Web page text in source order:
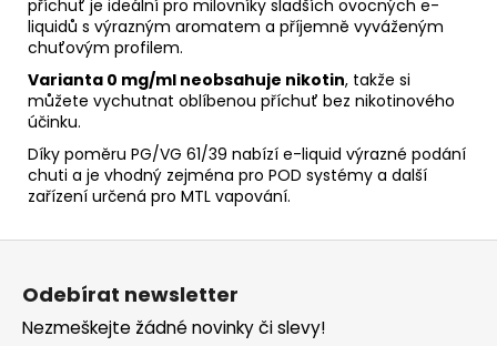
příchuť je ideální pro milovníky sladších ovocných e-
liquidů s výrazným aromatem a příjemně vyváženým
chuťovým profilem.
Varianta 0 mg/ml neobsahuje nikotin, takže si
můžete vychutnat oblíbenou příchuť bez nikotinového
účinku.
Díky poměru PG/VG 61/39 nabízí e-liquid výrazné podání
chuti a je vhodný zejména pro POD systémy a další
zařízení určená pro MTL vapování.
Z
Odebírat newsletter
Nezmeškejte žádné novinky či slevy!